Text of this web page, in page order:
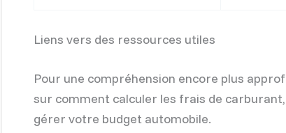
Liens vers des ressources utiles
Pour une compréhension encore plus
sur comment calculer les frais de
gérer votre budget automobile.